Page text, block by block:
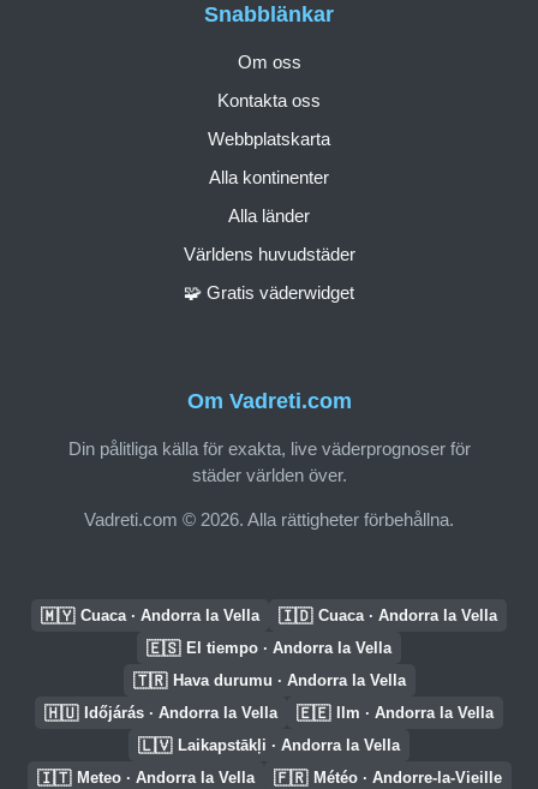
Om Vadreti.com
Din pålitliga källa för exakta, live väderprognoser för
städer världen över.
Vadreti.com © 2026. Alla rättigheter förbehållna.
Snabblänkar
Om oss
Kontakta oss
Webbplatskarta
Alla kontinenter
Alla länder
Världens huvudstäder
🧩 Gratis väderwidget
🇲🇾 Cuaca · Andorra la Vella 🇮🇩 Cuaca · Andorra la Vella
🇪🇸 El tiempo · Andorra la Vella
🇹🇷 Hava durumu · Andorra la Vella
🇭🇺 Időjárás · Andorra la Vella 🇪🇪 Ilm · Andorra la Vella
🇱🇻 Laikapstākļi · Andorra la Vella
🇮🇹 Meteo · Andorra la Vella 🇫🇷 Météo · Andorre-la-Vieille